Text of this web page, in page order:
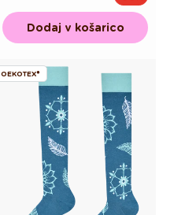
Dodaj v košarico
OEKOTEX®